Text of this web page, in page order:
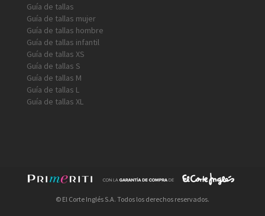
Guía de tallas
Guía de tallas mujer
Guía de tallas hombre
Guía de tallas infantil
Guía de tallas XS
Guía de tallas S
Guía de tallas M
Guía de tallas L
Guía de tallas XL
© El Corte Inglés S.A. Todos los derechos reservados.